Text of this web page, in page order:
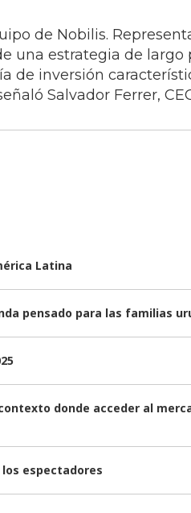
de Nobilis.
una estrategia de largo
de inversión
Salvador Ferrer,
Latina
pensado para las familias
donde acceder al
espectadores